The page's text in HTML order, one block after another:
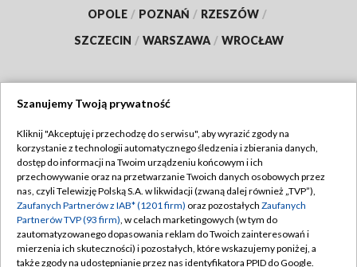
OPOLE / POZNAŃ / RZESZÓW /
SZCZECIN / WARSZAWA / WROCŁAW
TVP
Abonament TVP
Emisja w TVP
Centrum informacji TVP
Naziemna Telewizja Cyfrowa
Regulamin TVP
Polityka prywatności
Moje zgody
Pomoc
Szanujemy Twoją prywatność
Kliknij "Akceptuję i przechodzę do serwisu", aby wyrazić zgody na
korzystanie z technologii automatycznego śledzenia i zbierania danych,
dostęp do informacji na Twoim urządzeniu końcowym i ich
przechowywanie oraz na przetwarzanie Twoich danych osobowych przez
nas, czyli Telewizję Polską S.A. w likwidacji (zwaną dalej również „TVP”),
Zaufanych Partnerów z IAB* (1201 firm) oraz pozostałych Zaufanych
Partnerów TVP (93 firm), w celach marketingowych (w tym do
zautomatyzowanego dopasowania reklam do Twoich zainteresowań i
mierzenia ich skuteczności) i pozostałych, które wskazujemy poniżej, a
także zgody na udostępnianie przez nas identyfikatora PPID do Google.